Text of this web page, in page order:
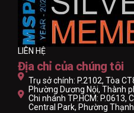
LIÊN HỆ
Địa chỉ của chúng tôi
Trụ sở chính: P.2102, Tòa
Phường Dương Nội, Thành
Chi nhánh TP.HCM: P.0613,
Central Park, Phường Thạnh